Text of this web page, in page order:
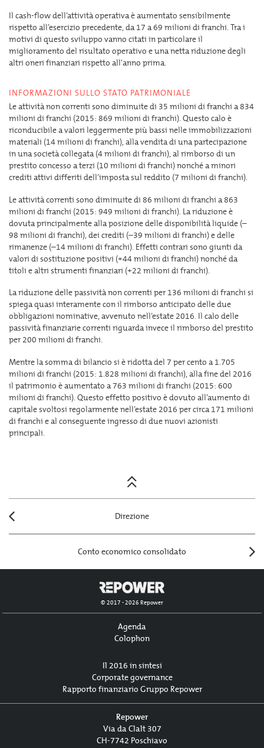
Il cash-flow dell’attività operativa è aumentato sensibilmente
rispetto all’esercizio precedente, da 17 a 69 milioni di franchi. Tra i
motivi di questo sviluppo vanno citati in particolare il
miglioramento del risultato operativo e una netta riduzione degli
altri oneri finanziari rispetto all'anno prima.
INFORMAZIONI SULLO STATO PATRIMONIALE
Le attività non correnti sono diminuite di 35 milioni di franchi a 834
milioni di franchi (2015: 869 milioni di franchi). Questo calo è
riconducibile a valori leggermente più bassi nelle immobilizzazioni
materiali (14 milioni di franchi), alla vendita di una partecipazione
in una società collegata (4 milioni di franchi), al rimborso di un
prestito concesso a terzi (10 milioni di franchi) nonché a minori
crediti attivi differiti dell’imposta sul reddito (7 milioni di franchi).
Le attività correnti sono diminuite di 86 milioni di franchi a 863
milioni di franchi (2015: 949 milioni di franchi). La riduzione è
dovuta principalmente alla posizione delle disponibilità liquide (–
98 milioni di franchi), dei crediti (–39 milioni di franchi) e delle
rimanenze (–14 milioni di franchi). Effetti contrari sono giunti da
valori di sostituzione positivi (+44 milioni di franchi) nonché da
titoli e altri strumenti finanziari (+22 milioni di franchi).
La riduzione delle passività non correnti per 136 milioni di franchi si
spiega quasi interamente con il rimborso anticipato delle due
obbligazioni nominative, avvenuto nell’estate 2016. Il calo delle
passività finanziarie correnti riguarda invece il rimborso del prestito
per 200 milioni di franchi.
Mentre la somma di bilancio si è ridotta del 7 per cento a 1.705
milioni di franchi (2015: 1.828 milioni di franchi), alla fine del 2016
il patrimonio è aumentato a 763 milioni di franchi (2015: 600
milioni di franchi). Questo effetto positivo è dovuto all’aumento di
capitale svoltosi regolarmente nell’estate 2016 per circa 171 milioni
di franchi e al conseguente ingresso di due nuovi azionisti
principali.
navigation
Direzione
Conto economico consolidato
© 2017 - 2026 Repower
Agenda
Colophon
Il 2016 in sintesi
Corporate governance
Rapporto finanziario Gruppo Repower
Repower
Via da Clalt 307
CH-7742 Poschiavo